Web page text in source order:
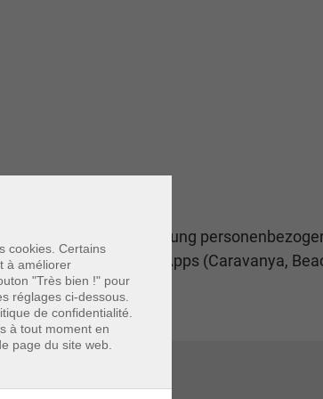
cookies. Certains
à améliorer
"Très bien !" pour
réglages ci-dessous.
de confidentialité.
à tout moment en
page du site web.
und Verwendung
Store erhältlichen Apps (Caravanya,